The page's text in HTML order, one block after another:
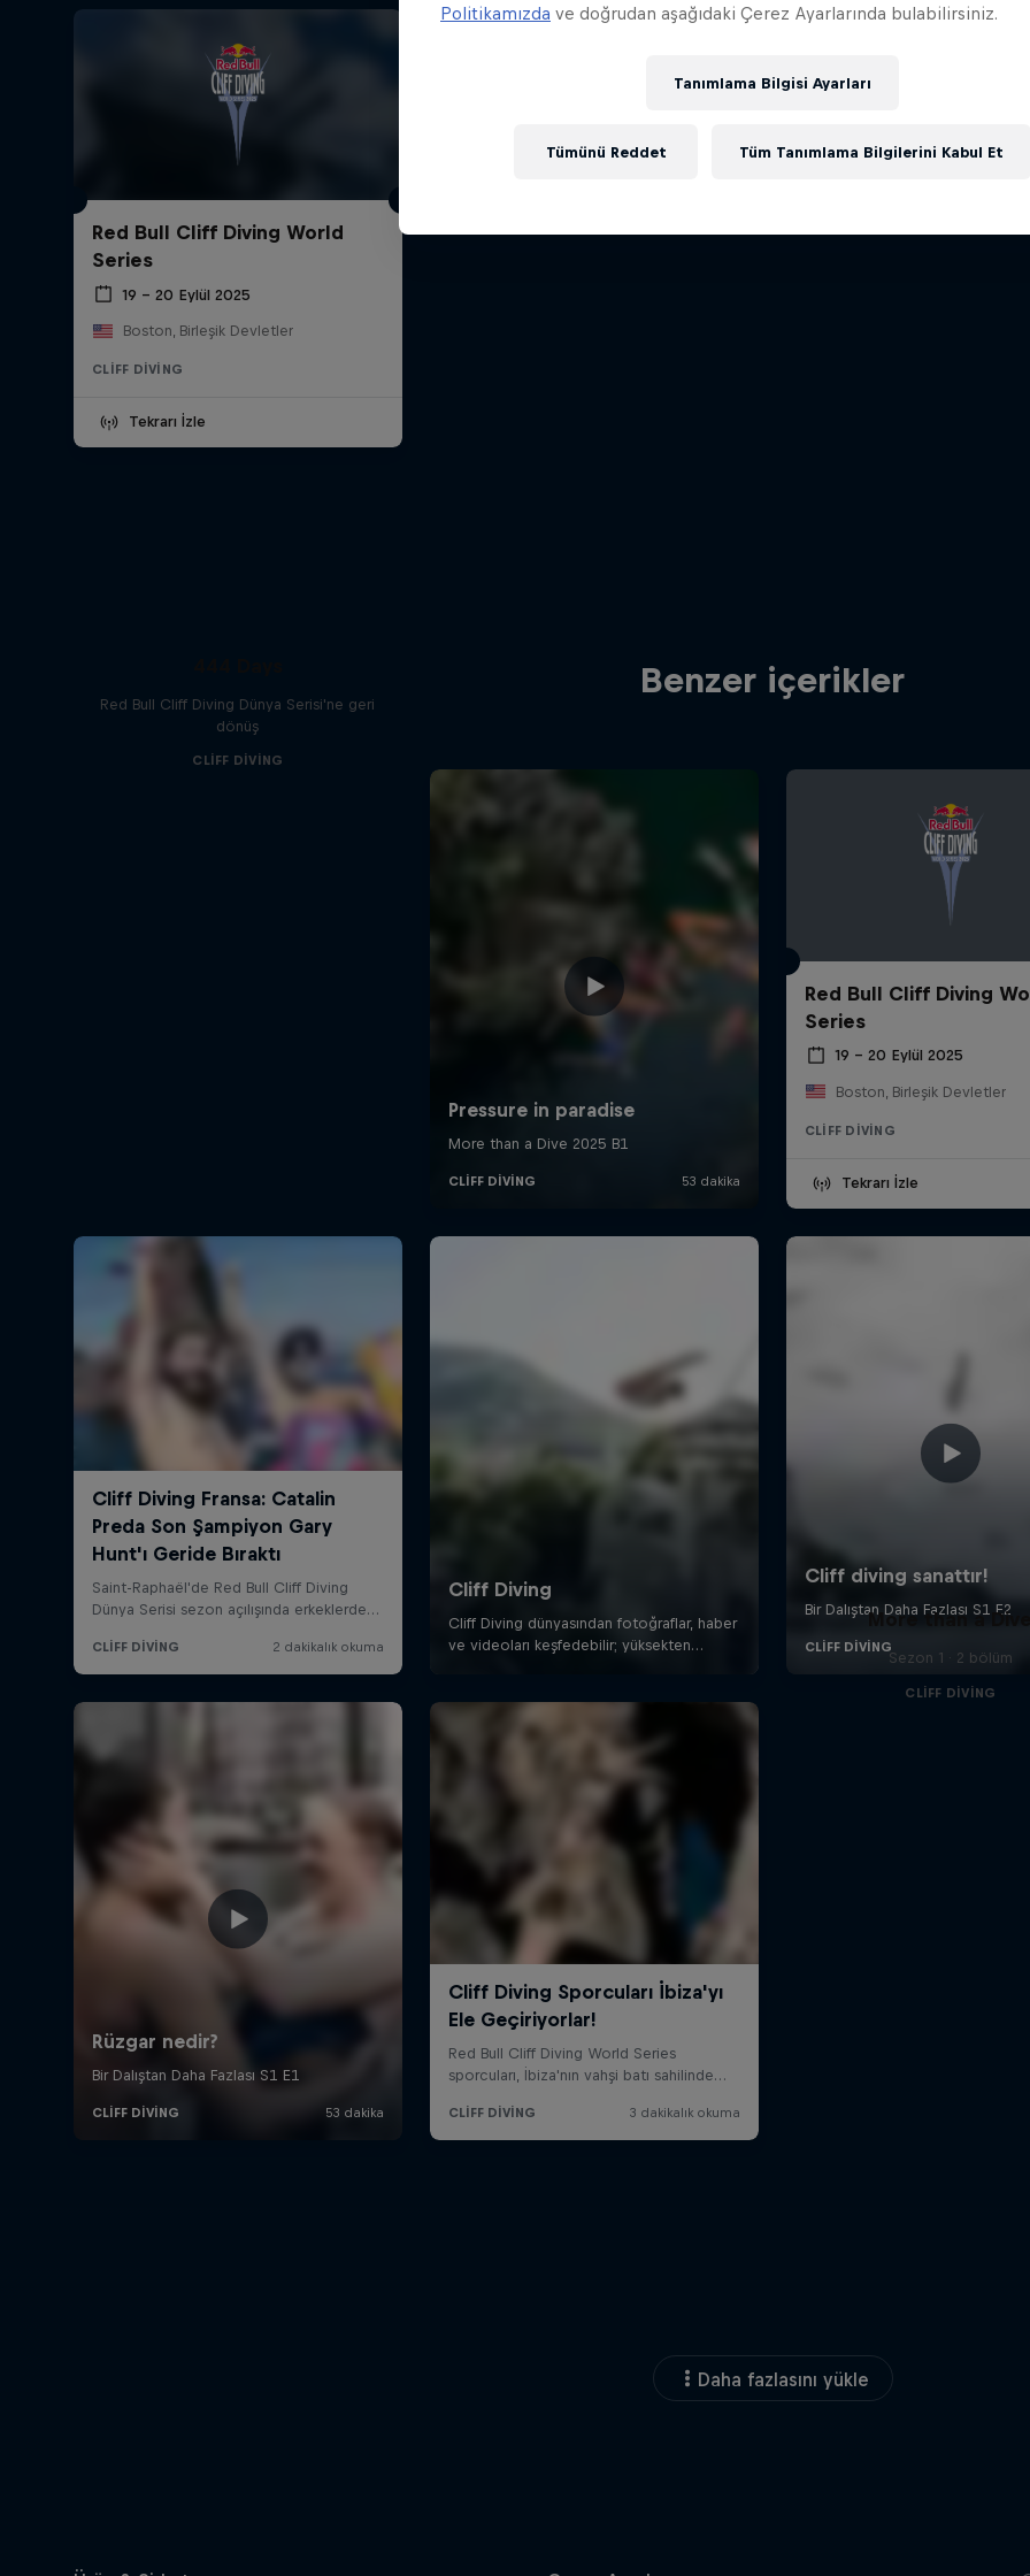
Red Bull Cliff Diving World
Series
19 – 20 Eylül 2025
Boston, Birleşik Devletler
CLIFF DIVING
Tekrarı İzle
Benzer içerikler
Red Bull Cliff Diving Dünya Serisi'ne geri
dönüş
CLIFF DIVING
Red Bull Cliff Diving
Series
19 – 20 Eylül 2025
Boston, Birleşik Devletler
CLIFF DIVING
Tekrarı İzle
More than a
Sezon 1 · 2 bölüm
CLIFF DIVING
Daha fazlasını yükle
Politikamızda ve doğrudan aşağıdaki Çerez Ayarlarında bulabilirsiniz.
Tanımlama Bilgisi Ayarları
Tümünü Reddet Tüm Tanımlama Bilgilerini Kabul Et